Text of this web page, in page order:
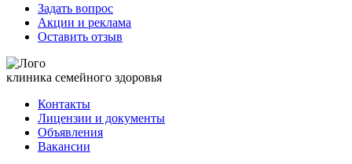
Задать вопрос
Акции и реклама
Оставить отзыв
клиника семейного здоровья
Контакты
Лицензии и документы
Объявления
Вакансии